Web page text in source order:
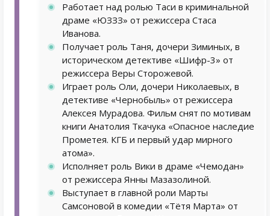
Работает над ролью Таси в криминальной
драме «ЮЗЗЗ» от режиссера Стаса
Иванова.
Получает роль Таня, дочери Зиминых, в
историческом детективе «Шифр-3» от
режиссера Веры Сторожевой.
Играет роль Оли, дочери Николаевых, в
детективе «Чернобыль» от режиссера
Алексея Мурадова. Фильм снят по мотивам
книги Анатолия Ткачука «Опасное наследие
Прометея. КГБ и первый удар мирного
атома».
Исполняет роль Вики в драме «Чемодан»
от режиссера Янны Мазазолиной.
Выступает в главной роли Марты
Самсоновой в комедии «Тётя Марта» от